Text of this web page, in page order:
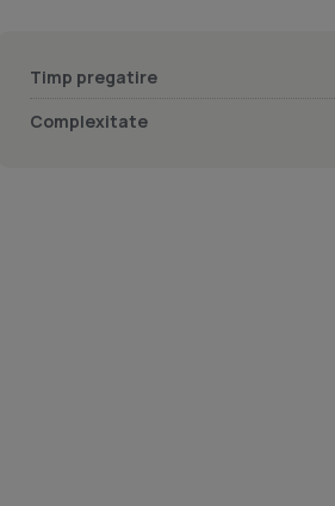
Timp pregatire
Complexitate